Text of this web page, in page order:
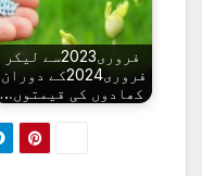
فروری2023سے لیکر
فروری2024کے دوران
کھادوں کی قیمتوں…